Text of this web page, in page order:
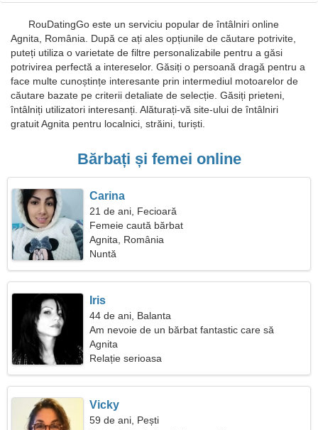
RouDatingGo este un serviciu popular de întâlniri online
Agnita, România. După ce ați ales opțiunile de căutare potrivite,
puteți utiliza o varietate de filtre personalizabile pentru a găsi
potrivirea perfectă a intereselor. Găsiți o persoană dragă pentru a
face multe cunoștințe interesante prin intermediul motoarelor de
căutare bazate pe criterii detaliate de selecție. Găsiți prieteni,
întâlniți utilizatori interesanți. Alăturați-vă site-ului de întâlniri
gratuit Agnita pentru localnici, străini, turiști.
Bărbați și femei online
Carina
21 de ani, Fecioară
Femeie caută bărbat
Agnita, România
Nuntă
Iris
44 de ani, Balanta
Am nevoie de un bărbat fantastic care să
gătească împreună
Agnita
Relație serioasa
Vicky
59 de ani, Pești